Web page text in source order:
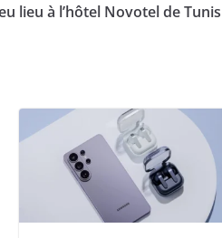
lieu à l’hôtel Novotel de Tunis